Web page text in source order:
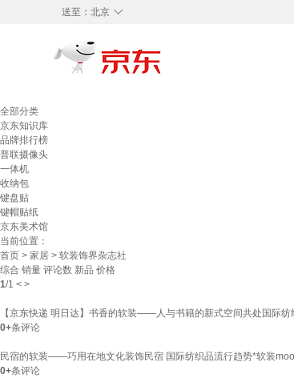
◇
送至： 北京
全部分类
京东知识库
品牌排行榜
普联摄像头
一体机
收纳包
键盘贴
键帽贴纸
京东美术馆
当前位置：
首页 > 家居 > 软装饰界杂志社
综合 销量 评论数 新品 价格
1/1 < >
【京东快递 明日达】书香的软装——人与书籍的新式空间共处国际
0+条评论
民宿的软装——巧用在地文化装饰民宿 国际纺织品流行趋势*软装
0+条评论